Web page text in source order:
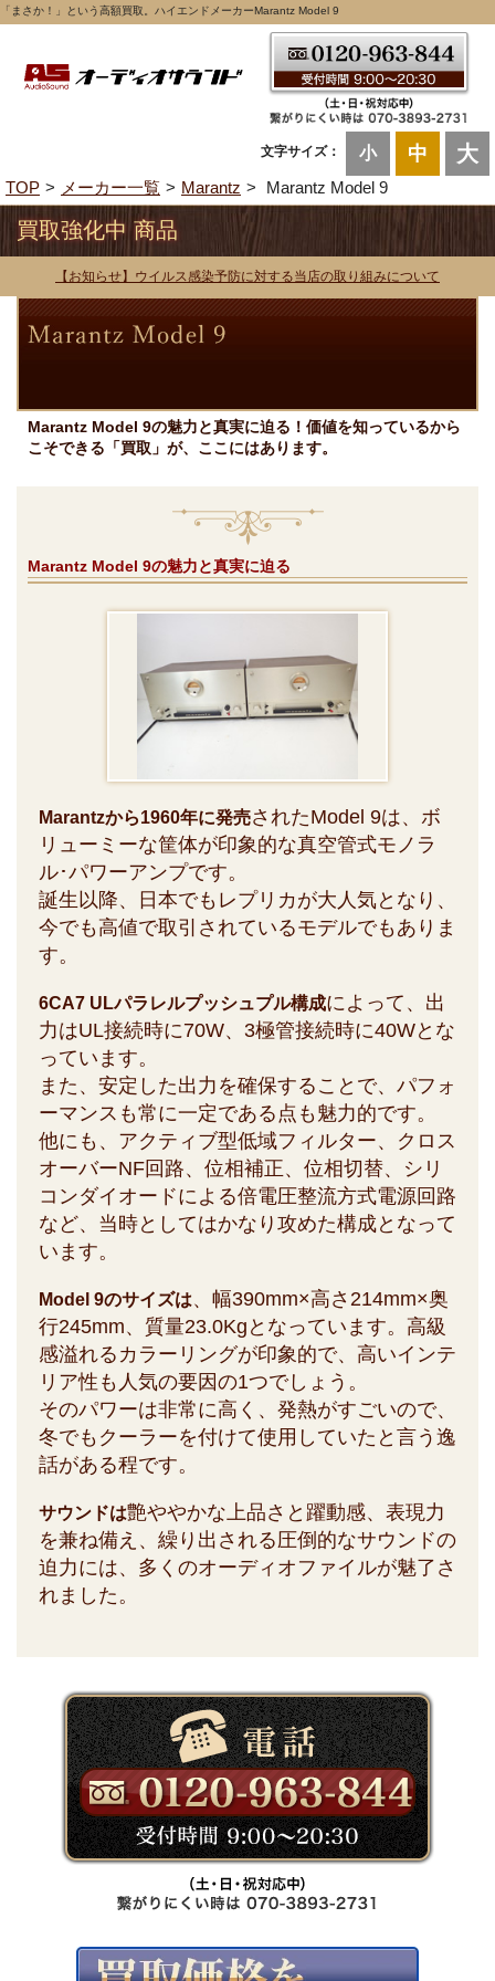
「まさか！」という高額買取。ハイエンドメーカーMarantz Model 9
文字サイズ： 小 中 大
TOP メーカー一覧 Marantz Marantz Model 9
買取強化中 商品
【お知らせ】ウイルス感染予防に対する当店の取り組みについて
Marantz Model 9の魅力と真実に迫る！価値を知っているから
こそできる「買取」が、ここにはあります。
Marantz Model 9の魅力と真実に迫る
Marantzから1960年に発売されたModel 9は、ボ
リューミーな筐体が印象的な真空管式モノラ
ル･パワーアンプです。
誕生以降、日本でもレプリカが大人気となり、
今でも高値で取引されているモデルでもありま
す。
6CA7 ULパラレルプッシュプル構成によって、出
力はUL接続時に70W、3極管接続時に40Wとな
っています。
また、安定した出力を確保することで、パフォ
ーマンスも常に一定である点も魅力的です。
他にも、アクティブ型低域フィルター、クロス
オーバーNF回路、位相補正、位相切替、シリ
コンダイオードによる倍電圧整流方式電源回路
など、当時としてはかなり攻めた構成となって
います。
Model 9のサイズは、幅390mm×高さ214mm×奥
行245mm、質量23.0Kgとなっています。高級
感溢れるカラーリングが印象的で、高いインテ
リア性も人気の要因の1つでしょう。
そのパワーは非常に高く、発熱がすごいので、
冬でもクーラーを付けて使用していたと言う逸
話がある程です。
サウンドは艶ややかな上品さと躍動感、表現力
を兼ね備え、繰り出される圧倒的なサウンドの
迫力には、多くのオーディオファイルが魅了さ
れました。